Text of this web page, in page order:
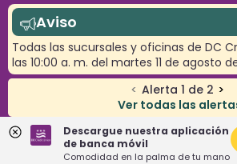
< Alerta 1 de 2 >
Ver todas las
Aviso
Todas las sucursales y oficinas de DC
las 10:00 a. m. del martes 11 de agosto
Descargue nuestra aplicación
de banca móvil
Comodidad en la palma de tu mano